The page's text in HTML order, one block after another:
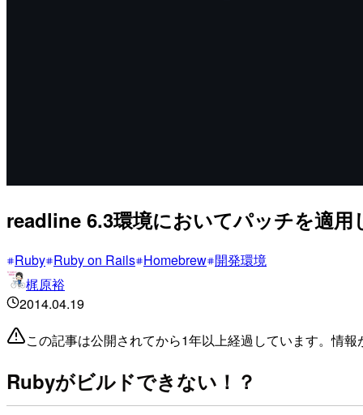
readline 6.3環境においてパッチを適
Ruby Ruby on Rails Homebrew 開発環境
梶原裕
2014.04.19
この記事は公開されてから1年以上経過しています。情
Rubyがビルドできない！？